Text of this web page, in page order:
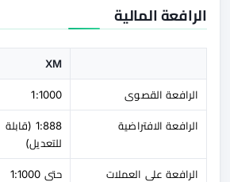
الرافعة المالية
XM
الرافعة القصوى 1:1000
الرافعة الافتراضية
1:888 (قابلة
للتعديل)
الرافعة على العملات
حتى 1:1000